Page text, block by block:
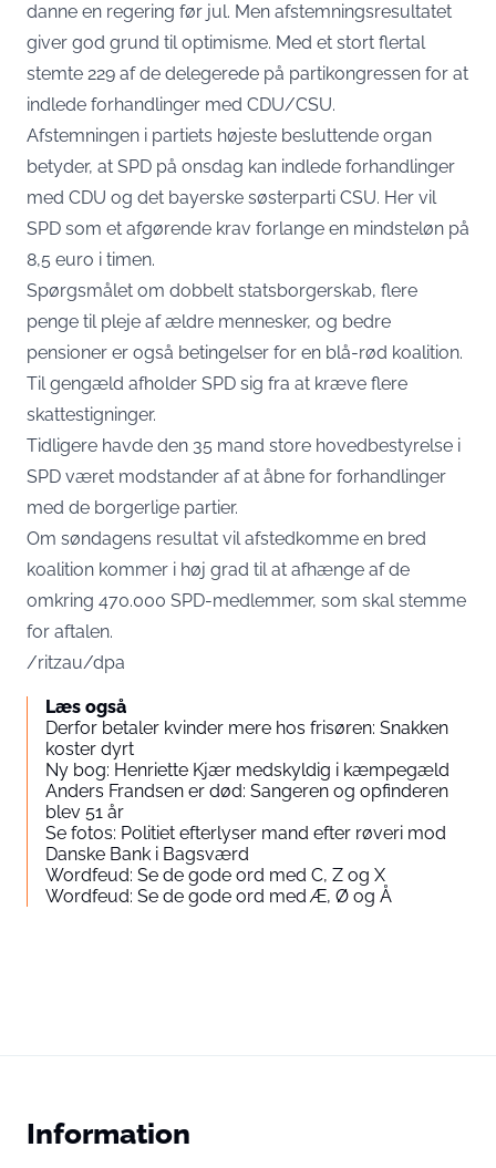
danne en regering før jul. Men afstemningsresultatet
giver god grund til optimisme. Med et stort flertal
stemte 229 af de delegerede på partikongressen for at
indlede forhandlinger med CDU/CSU.
Afstemningen i partiets højeste besluttende organ
betyder, at SPD på onsdag kan indlede forhandlinger
med CDU og det bayerske søsterparti CSU. Her vil
SPD som et afgørende krav forlange en mindsteløn på
8,5 euro i timen.
Spørgsmålet om dobbelt statsborgerskab, flere
penge til pleje af ældre mennesker, og bedre
pensioner er også betingelser for en blå-rød koalition.
Til gengæld afholder SPD sig fra at kræve flere
skattestigninger.
Tidligere havde den 35 mand store hovedbestyrelse i
SPD været modstander af at åbne for forhandlinger
med de borgerlige partier.
Om søndagens resultat vil afstedkomme en bred
koalition kommer i høj grad til at afhænge af de
omkring 470.000 SPD-medlemmer, som skal stemme
for aftalen.
/ritzau/dpa
Læs også
Derfor betaler kvinder mere hos frisøren: Snakken
koster dyrt
Ny bog: Henriette Kjær medskyldig i kæmpegæld
Anders Frandsen er død: Sangeren og opfinderen
blev 51 år
Se fotos: Politiet efterlyser mand efter røveri mod
Danske Bank i Bagsværd
Wordfeud: Se de gode ord med C, Z og X
Wordfeud: Se de gode ord med Æ, Ø og Å
Information